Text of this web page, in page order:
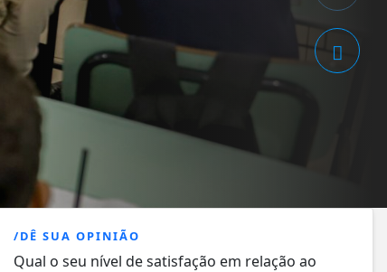
/DÊ SUA OPINIÃO
Qual o seu nível de satisfação em relação ao